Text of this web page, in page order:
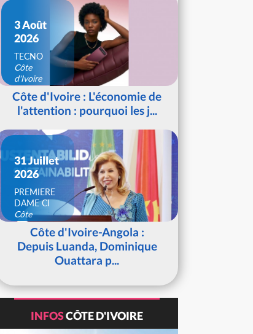
3 Août
2026
TECNO
Côte
d'Ivoire
Côte d'Ivoire : L'économie de
l'attention : pourquoi les j...
31 Juillet
2026
PREMIERE
DAME CI
Côte
d'IvoireCôte d'Ivoire-Angola :
Depuis Luanda, Dominique
Ouattara p...
INFOSCÔTE D'IVOIRE